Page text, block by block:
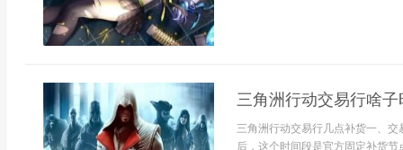
三角洲行动交易行啥
三角洲行动交易行几点补货一、
后，这个时间段是官方固定补货